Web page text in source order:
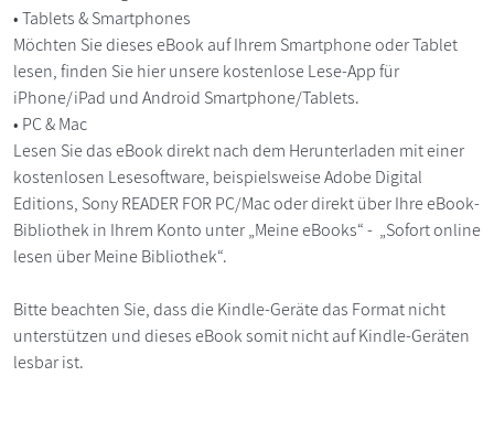
• Tablets & Smartphones
Möchten Sie dieses eBook auf Ihrem Smartphone oder Tablet
lesen, finden Sie hier unsere kostenlose Lese-App für
iPhone/iPad und Android Smartphone/Tablets.
• PC & Mac
Lesen Sie das eBook direkt nach dem Herunterladen mit einer
kostenlosen Lesesoftware, beispielsweise Adobe Digital
Editions, Sony READER FOR PC/Mac oder direkt über Ihre eBook-
Bibliothek in Ihrem Konto unter „Meine eBooks“ - „Sofort online
lesen über Meine Bibliothek“.
Bitte beachten Sie, dass die Kindle-Geräte das Format nicht
unterstützen und dieses eBook somit nicht auf Kindle-Geräten
lesbar ist.